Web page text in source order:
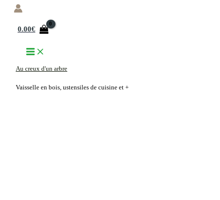
Aller
0.00€
Au creux d'un arbre
Vaisselle en bois, ustensiles de cuisine et +